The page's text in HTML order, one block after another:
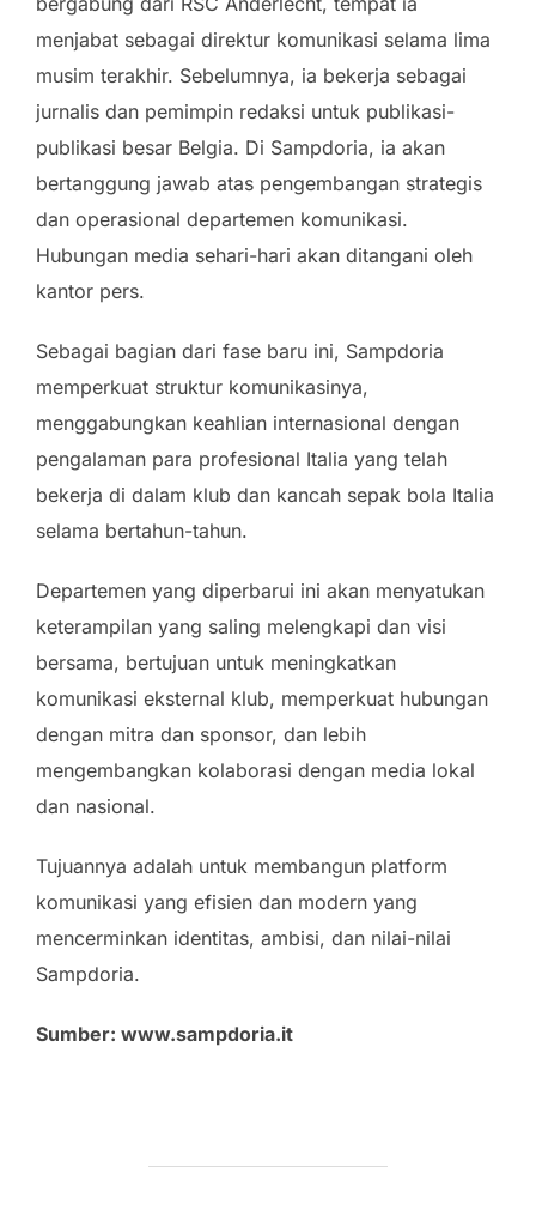
menjabat sebagai direktur komunikasi selama lima
musim terakhir. Sebelumnya, ia bekerja sebagai
jurnalis dan pemimpin redaksi untuk publikasi-
publikasi besar Belgia. Di Sampdoria, ia akan
bertanggung jawab atas pengembangan strategis
dan operasional departemen komunikasi.
Hubungan media sehari-hari akan ditangani oleh
kantor pers.
Sebagai bagian dari fase baru ini, Sampdoria
memperkuat struktur komunikasinya,
menggabungkan keahlian internasional dengan
pengalaman para profesional Italia yang telah
bekerja di dalam klub dan kancah sepak bola Italia
selama bertahun-tahun.
Departemen yang diperbarui ini akan menyatukan
keterampilan yang saling melengkapi dan visi
bersama, bertujuan untuk meningkatkan
komunikasi eksternal klub, memperkuat hubungan
dengan mitra dan sponsor, dan lebih
mengembangkan kolaborasi dengan media lokal
dan nasional.
Tujuannya adalah untuk membangun platform
komunikasi yang efisien dan modern yang
mencerminkan identitas, ambisi, dan nilai-nilai
Sampdoria.
Sumber: www.sampdoria.it